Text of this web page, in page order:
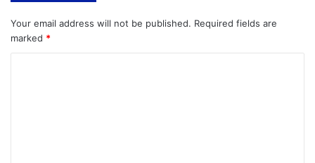
Your email address will not be published. Required fields are
marked *